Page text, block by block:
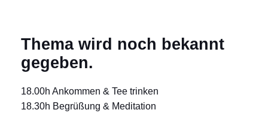
Thema wird noch bekannt
gegeben.
18.00h Ankommen & Tee trinken
18.30h Begrüßung & Meditation